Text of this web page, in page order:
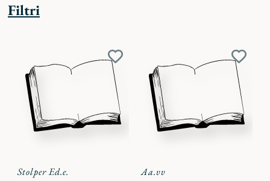
Filtri
Aggiungi
ai
preferiti
Stolper Ed.e.
ai
Aa.vv